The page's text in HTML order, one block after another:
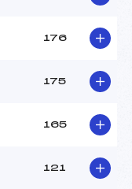
176
175
165
121